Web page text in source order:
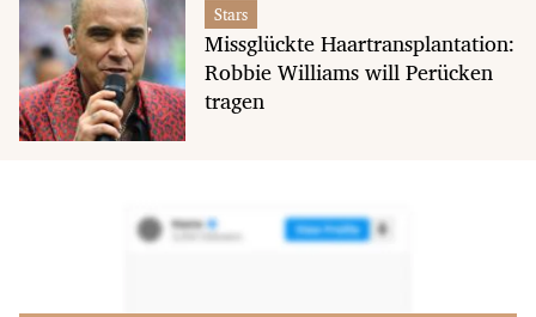
Stars
Missglückte Haartransplantation:
Robbie Williams will Perücken
tragen